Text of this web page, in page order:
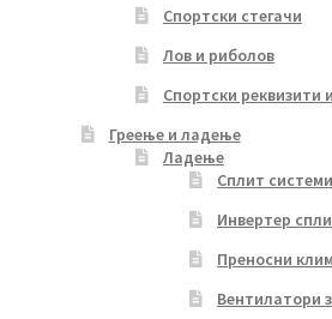
Спортски стегачи
Лов и риболов
Спортски реквизити
Греење и ладење
Ладење
Сплит системи
Инвертер
Преносни
Вентилатори